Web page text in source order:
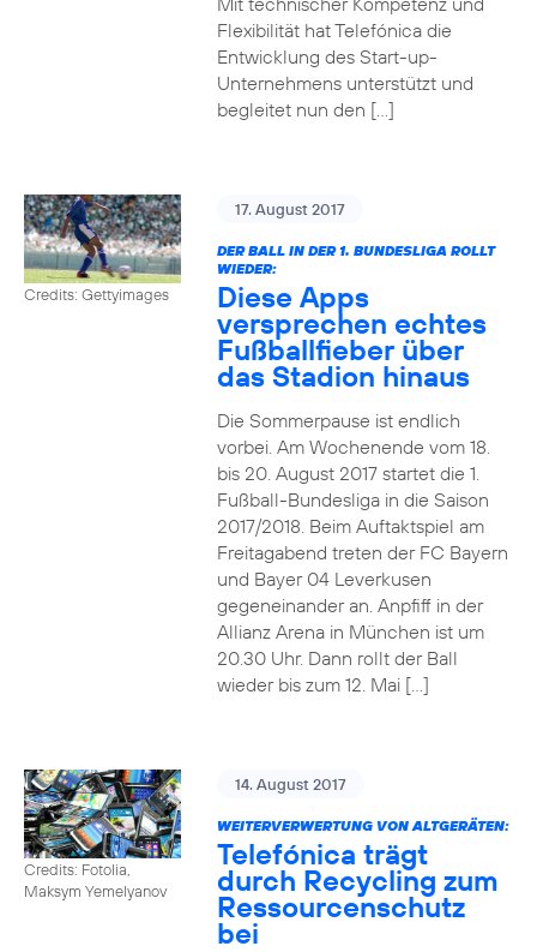
Flexibilität hat Telefónica die
Entwicklung des Start-up-
Unternehmens unterstützt und
begleitet nun den […]
Credits: Gettyimages
17. August 2017
DER BALL IN DER 1. BUNDESLIGA ROLLT
WIEDER:
Diese Apps
versprechen echtes
Fußballfieber über
das Stadion hinaus
Die Sommerpause ist endlich
vorbei. Am Wochenende vom 18.
bis 20. August 2017 startet die 1.
Fußball-Bundesliga in die Saison
2017/2018. Beim Auftaktspiel am
Freitagabend treten der FC Bayern
und Bayer 04 Leverkusen
gegeneinander an. Anpfiff in der
Allianz Arena in München ist um
20.30 Uhr. Dann rollt der Ball
wieder bis zum 12. Mai […]
Credits: Fotolia,
Maksym Yemelyanov
14. August 2017
WEITERVERWERTUNG VON ALTGERÄTEN:
Telefónica trägt
durch Recycling zum
Ressourcenschutz
bei